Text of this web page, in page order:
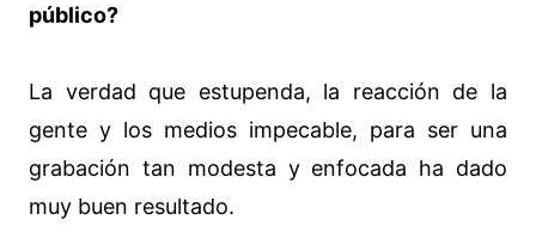
público?
La verdad que estupenda, la reacción de la
gente y los medios impecable, para ser una
grabación tan modesta y enfocada ha dado
muy buen resultado.